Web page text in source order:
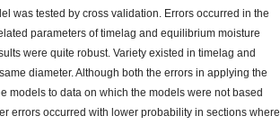
was tested by cross validation. Errors occurred in the
parameters of timelag and equilibrium moisture
were quite robust. Variety existed in timelag and
diameter. Although both the errors in applying the
models to data on which the models were not based
errors occurred with lower probability in sections where